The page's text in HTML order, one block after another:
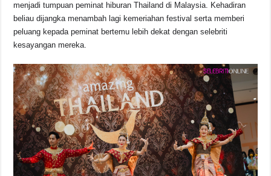
menjadi tumpuan peminat hiburan Thailand di Malaysia. Kehadiran
beliau dijangka menambah lagi kemeriahan festival serta memberi
peluang kepada peminat bertemu lebih dekat dengan selebriti
kesayangan mereka.